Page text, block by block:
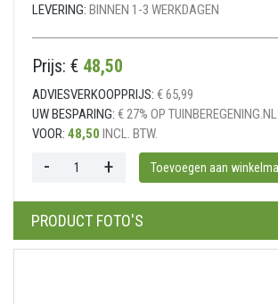
LEVERING: BINNEN 1-3 WERKDAGEN
Prijs: € 48,50
ADVIESVERKOOPPRIJS: € 65,99
UW BESPARING: € 27% OP TUINBEREGENING.NL
VOOR: 48,50 INCL. BTW.
PRODUCT FOTO'S